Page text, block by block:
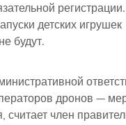
детских игрушек
будут.
дронов —
считает член